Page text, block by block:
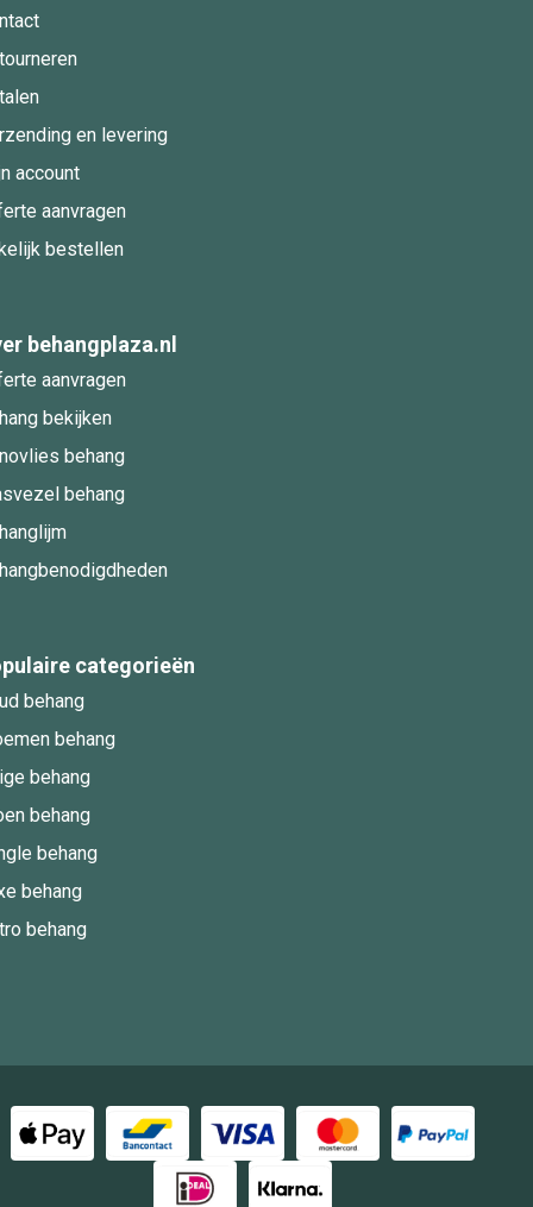
en levering
account
aanvragen
bestellen
behangplaza.nl
aanvragen
bekijken
behang
behang
categorieën
behang
behang
behang
behang
behang
behang
behang